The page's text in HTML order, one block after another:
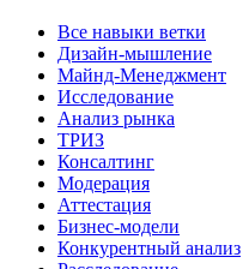
Все навыки ветки
Дизайн-мышление
Майнд-Менеджмент
Исследование
Анализ рынка
ТРИЗ
Консалтинг
Модерация
Аттестация
Бизнес-модели
Конкурентный анализ